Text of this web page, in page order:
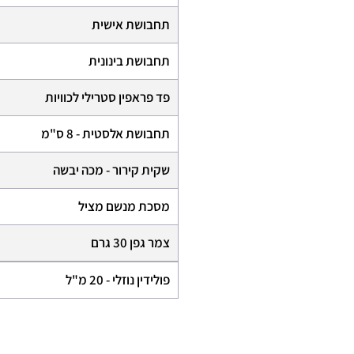
תחבושת אישית
תחבושת בינונית
פד פראפין סטרילי לכוויות
תחבושת אלסטית - 8 ס"מ
שקית קירור - מכה יבשה
מסכת מנשם מציל
צמר גפן 30 גרם
פולידין נוזלי - 20 מ"ל